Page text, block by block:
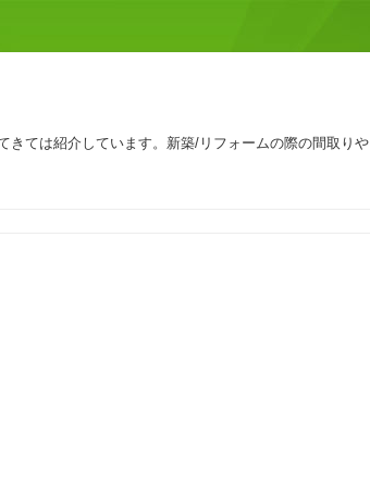
きては紹介しています。新築/リフォームの際の間取りや